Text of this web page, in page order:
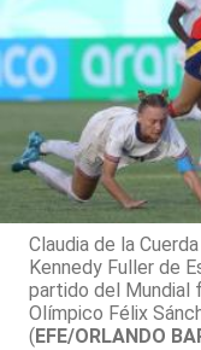
Claudia de la
Kennedy Fuller de
partido del Mundial
Olímpico Félix
(EFE/ORLANDO